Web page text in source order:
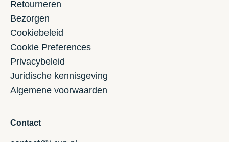
Retourneren
Bezorgen
Cookiebeleid
Cookie Preferences
Privacybeleid
Juridische kennisgeving
Algemene voorwaarden
Contact